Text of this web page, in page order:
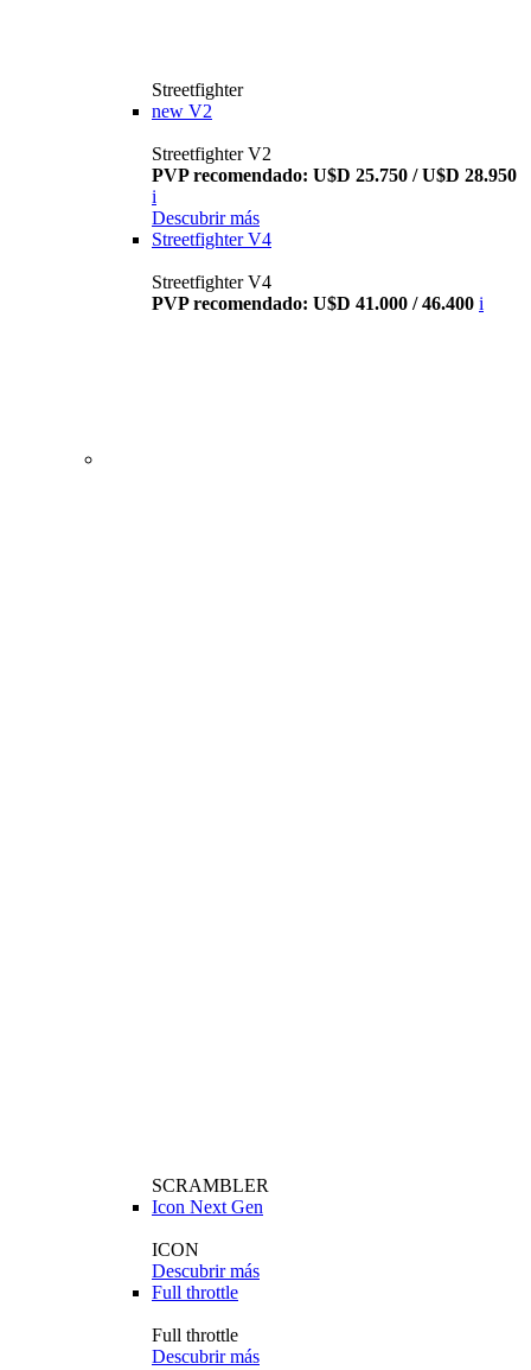
Streetfighter
new V2
Streetfighter V2
PVP recomendado: U$D 25.750 / U$D 28.950
i
Descubrir más
Streetfighter V4
Streetfighter V4
PVP recomendado: U$D 41.000 / 46.400 i
SCRAMBLER
Icon Next Gen
ICON
Descubrir más
Full throttle
Full throttle
Descubrir más